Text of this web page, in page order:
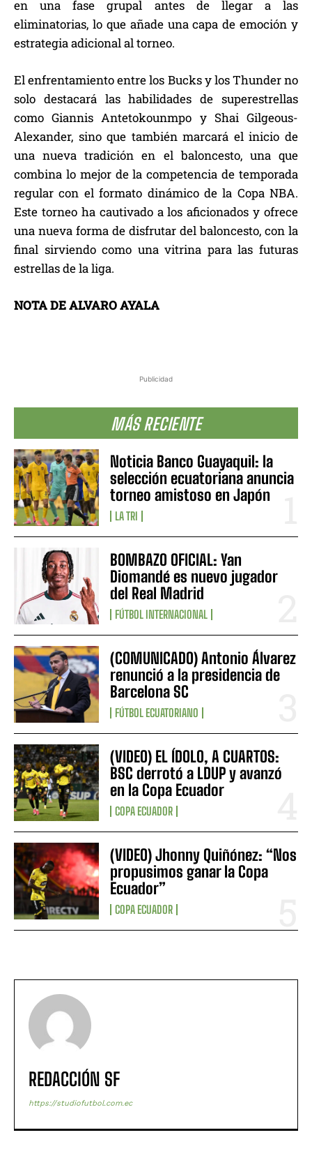
Publicidad
MÁS RECIENTE
Noticia Banco Guayaquil: la
selección ecuatoriana anuncia
torneo amistoso en Japón
LA TRI
BOMBAZO OFICIAL: Yan
Diomandé es nuevo jugador
del Real Madrid
FÚTBOL INTERNACIONAL
(COMUNICADO) Antonio Álvarez
renunció a la presidencia de
Barcelona SC
FÚTBOL ECUATORIANO
(VIDEO) EL ÍDOLO, A CUARTOS:
BSC derrotó a LDUP y avanzó
en la Copa Ecuador
COPA ECUADOR
(VIDEO) Jhonny Quiñónez: “Nos
propusimos ganar la Copa
Ecuador”
COPA ECUADOR
en una fase grupal antes de llegar a las
eliminatorias, lo que añade una capa de emoción y
estrategia adicional al torneo.
El enfrentamiento entre los Bucks y los Thunder no
solo destacará las habilidades de superestrellas
como Giannis Antetokounmpo y Shai Gilgeous-
Alexander, sino que también marcará el inicio de
una nueva tradición en el baloncesto, una que
combina lo mejor de la competencia de temporada
regular con el formato dinámico de la Copa NBA.
Este torneo ha cautivado a los aficionados y ofrece
una nueva forma de disfrutar del baloncesto, con la
final sirviendo como una vitrina para las futuras
estrellas de la liga.
NOTA DE ALVARO AYALA
REDACCIÓN SF
https://studiofutbol.com.ec